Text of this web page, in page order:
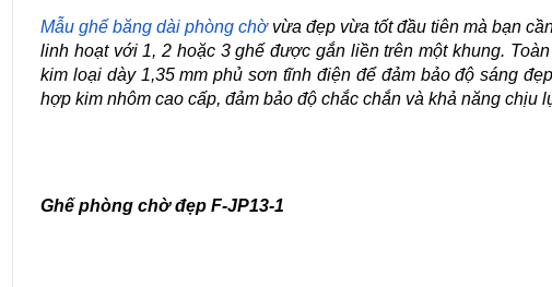
Mẫu ghế băng dài phòng chờ vừa đẹp vừa tốt đầu tiên mà bạn
linh hoạt với 1, 2 hoặc 3 ghế được gắn liền trên một khung.
kim loại dày 1,35 mm phủ sơn tĩnh điện để đảm bảo độ sáng
hợp kim nhôm cao cấp, đảm bảo độ chắc chắn và khả năng chịu
Ghế phòng chờ đẹp F-JP13-1